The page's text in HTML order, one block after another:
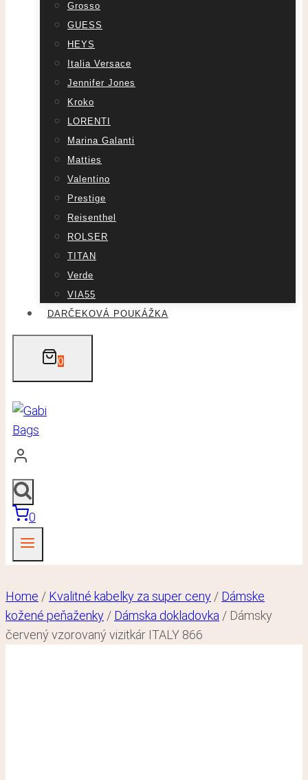
Grosso
GUESS
HEYS
Italia Versace
Jennifer Jones
Kroko
LORENTI
Marina Galanti
Matties
Valentino
Prestige
Reisenthel
ROLSER
TITAN
Verde
VIA55
DARČEKOVÁ POUKÁŽKA
0
0
Home / Kvalitné kabelky za super ceny / Dámske
kožené peňaženky / Dámska dokladovka / Dámsky
červený vzorovaný vizitkár ITALY 866